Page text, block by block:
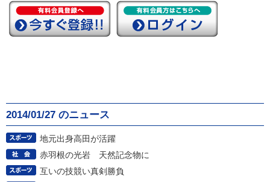
2014/01/27 のニュース
地元出身高田が活躍
赤羽根の光岩 天然記念物に
互いの技競い真剣勝負